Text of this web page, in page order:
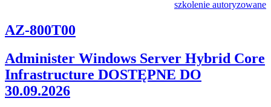
szkolenie autoryzowane
AZ-800T00
Administer Windows Server Hybrid Core
Infrastructure DOSTĘPNE DO
30.09.2026